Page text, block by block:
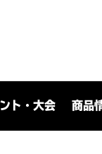
ト・大会 商品